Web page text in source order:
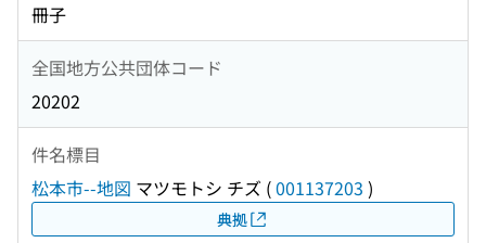
冊子
全国地方公共団体コード
20202
件名標目
松本市--地図 マツモトシ チズ (001137203 )
典拠